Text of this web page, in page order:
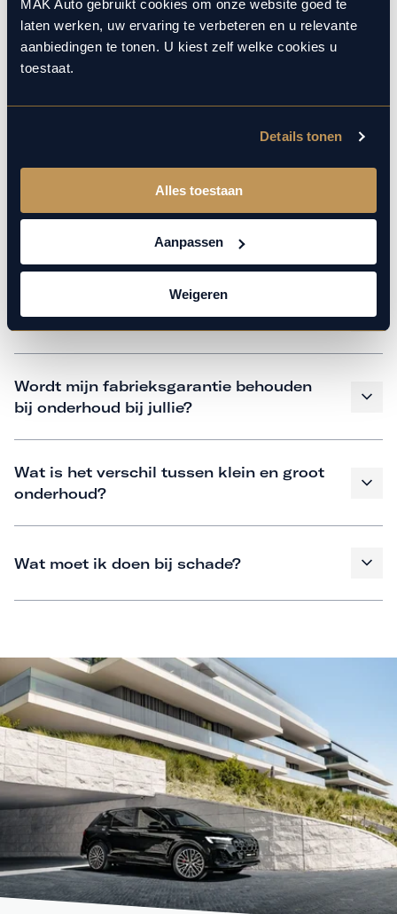
MAK Auto gebruikt cookies om onze website goed te
laten werken, uw ervaring te verbeteren en u relevante
aanbiedingen te tonen. U kiest zelf welke cookies u
toestaat.
Details tonen
Alles toestaan
Aanpassen
Weigeren
verzorgen het onderhoud op hetzelfde niveau als een
merkdealer, met behoud van de fabrieksgarantie. Kom
gerust langs in onze werkplaats voor een APK of een
Hoe weet ik welk onderhoud mijn
auto nodig heeft en wanneer?
Is vervangend vervoer mogelijk?
Wordt mijn fabrieksgarantie behouden
bij onderhoud bij jullie?
Wat is het verschil tussen klein en groot
onderhoud?
Wat moet ik doen bij schade?